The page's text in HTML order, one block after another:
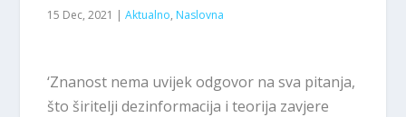
15 Dec, 2021 |Aktualno, Naslovna
‘Znanost nema uvijek odgovor na sva pitanja,
što širitelji dezinformacija i teorija zavjere